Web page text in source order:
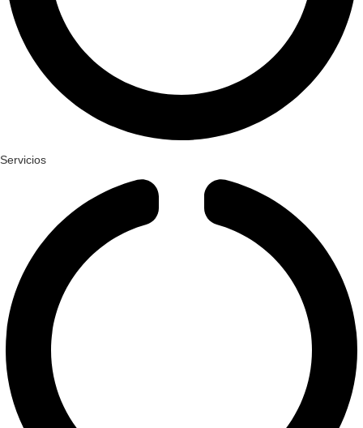
Servicios